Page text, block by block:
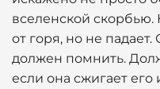
вселенской скорбью.
от горя, но не
должен помнить.
если она сжигает его